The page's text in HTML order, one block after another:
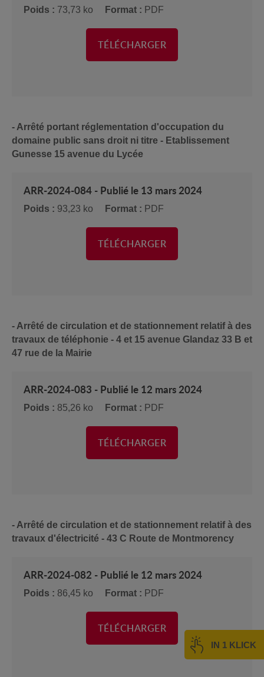
IN 1 KLICK
Poids : 73,73 ko Format : PDF
TÉLÉCHARGER
- Arrêté portant réglementation d'occupation du
domaine public sans droit ni titre - Etablissement
Gunesse 15 avenue du Lycée
ARR-2024-084 - Publié le 13 mars 2024
Poids : 93,23 ko Format : PDF
TÉLÉCHARGER
- Arrêté de circulation et de stationnement relatif à des
travaux de téléphonie - 4 et 15 avenue Glandaz 33 B et
47 rue de la Mairie
ARR-2024-083 - Publié le 12 mars 2024
Poids : 85,26 ko Format : PDF
TÉLÉCHARGER
- Arrêté de circulation et de stationnement relatif à des
travaux d'électricité - 43 C Route de Montmorency
ARR-2024-082 - Publié le 12 mars 2024
Poids : 86,45 ko Format : PDF
TÉLÉCHARGER